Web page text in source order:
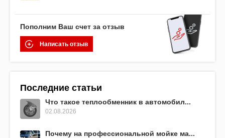
Пополним Ваш счет за отзыв
Написать отзыв
Последние статьи
Что такое теплообменник в автомобил...
02.08.2026
Почему на профессиональной мойке ма...